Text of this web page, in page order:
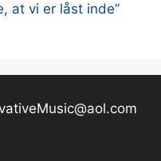
at vi er låst inde”